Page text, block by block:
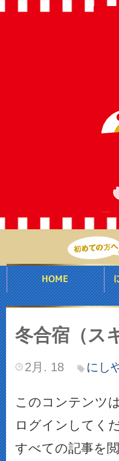
冬合宿（ス
2月. 18 にし
このコンテンツ
ログインしてく
すべての記事を